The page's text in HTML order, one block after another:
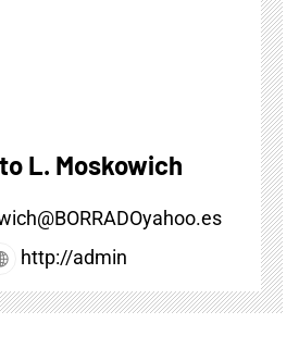
L. Moskowich
http://admin